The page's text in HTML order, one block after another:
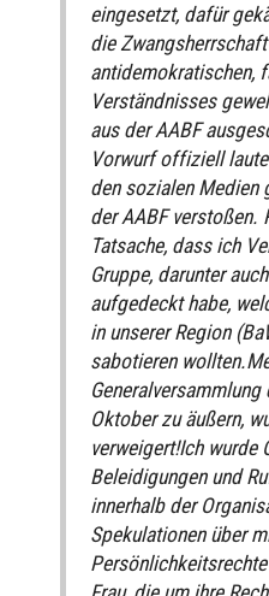
eingesetzt, dafür
die
antidemokratischen,
Verständnisses
aus der AABF
Vorwurf offiziell
den sozialen Medien
der AABF
Tatsache, dass ich
Gruppe, darunter
aufgedeckt habe,
in unserer Region
sabotieren
Oktober zu äußern,
verweigert!Ich wurde
Beleidigungen und
innerhalb der
Spekulationen über